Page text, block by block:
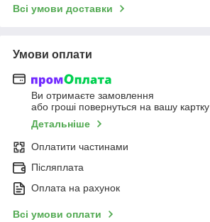
Всі умови доставки
Умови оплати
Ви отримаєте замовлення
або гроші повернуться на вашу картку
Детальніше
Оплатити частинами
Післяплата
Оплата на рахунок
Всі умови оплати